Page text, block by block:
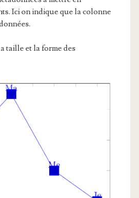
Ici on indique que la colonne
taille et la forme des